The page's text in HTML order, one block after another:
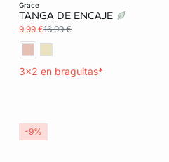
grace
TANGA DE ENCAJE
9,99 €16,99 €
3x2 en braguitas*
-9%